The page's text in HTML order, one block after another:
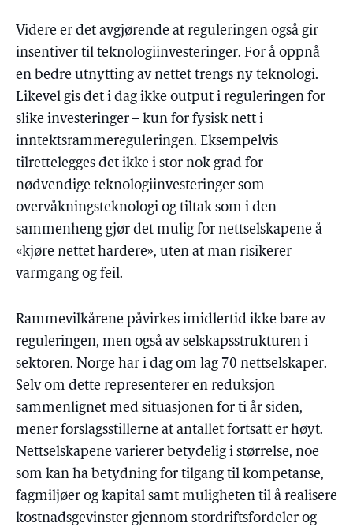
Videre er det avgjørende at reguleringen også gir
insentiver til teknologiinvesteringer. For å oppnå
en bedre utnytting av nettet trengs ny teknologi.
Likevel gis det i dag ikke output i reguleringen for
slike investeringer – kun for fysisk nett i
inntektsrammereguleringen. Eksempelvis
tilrettelegges det ikke i stor nok grad for
nødvendige teknologiinvesteringer som
overvåkningsteknologi og tiltak som i den
sammenheng gjør det mulig for nettselskapene å
«kjøre nettet hardere», uten at man risikerer
varmgang og feil.
Rammevilkårene påvirkes imidlertid ikke bare av
reguleringen, men også av selskapsstrukturen i
sektoren. Norge har i dag om lag 70 nettselskaper.
Selv om dette representerer en reduksjon
sammenlignet med situasjonen for ti år siden,
mener forslagsstillerne at antallet fortsatt er høyt.
Nettselskapene varierer betydelig i størrelse, noe
som kan ha betydning for tilgang til kompetanse,
fagmiljøer og kapital samt muligheten til å realisere
kostnadsgevinster gjennom stordriftsfordeler og